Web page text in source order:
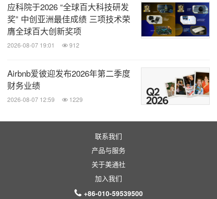
参加配对会、首发路演、特展，请联系：
上海博华国际展览有限公司：姜女士 135 8598 0806
上海会展有限公司：黄女士 136 4197 2659
应科院于2026 “全球百大科技研发
奖” 中创亚洲最佳成绩 三项技术荣
膺全球百大创新奖项
2026-08-07 19:01 912
Airbnb爱彼迎发布2026年第二季度
财务业绩
2026-08-07 12:59 1229
联系我们
产品与服务
关于美通社
加入我们
+86-010-59539500